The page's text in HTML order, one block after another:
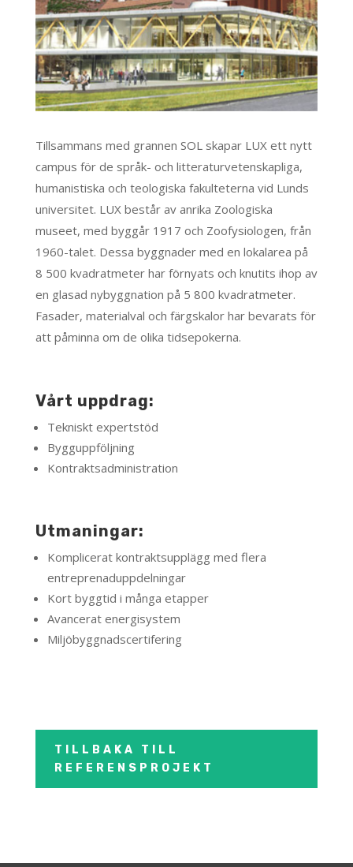
Tillsammans med grannen SOL skapar LUX ett nytt
campus för de språk- och litteraturvetenskapliga,
humanistiska och teologiska fakulteterna vid Lunds
universitet. LUX består av anrika Zoologiska
museet, med byggår 1917 och Zoofysiologen, från
1960-talet. Dessa byggnader med en lokalarea på
8 500 kvadratmeter har förnyats och knutits ihop av
en glasad nybyggnation på 5 800 kvadratmeter.
Fasader, materialval och färgskalor har bevarats för
att påminna om de olika tidsepokerna.
Vårt uppdrag:
Tekniskt expertstöd
Bygguppföljning
Kontraktsadministration
Utmaningar:
Komplicerat kontraktsupplägg med flera
entreprenaduppdelningar
Kort byggtid i många etapper
Avancerat energisystem
Miljöbyggnadscertifering
TILLBAKA TILL
REFERENSPROJEKT